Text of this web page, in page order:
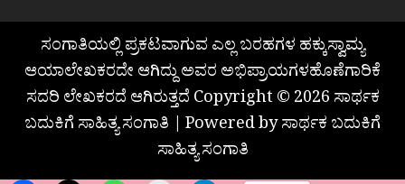
ಸಂಗಾತಿಯಲ್ಲಿ ಪ್ರಕಟವಾಗುವ ಎಲ್ಲ ಬರಹಗಳ ಹಕ್ಕುಸ್ವಾಮ್ಯ
ಆಯಾಲೇಖಕರದೇ ಆಗಿದ್ದು ಅವರ ಅಭಿಪ್ರಾಯಗಳಹೊಣೆಗಾರಿಕೆ
ಸದರಿ ಲೇಖಕರದೆ ಆಗಿರುತ್ತದೆ Copyright © 2026 ಸಾರ್ಥಕ
ಬದುಕಿಗೆ ಸಾಹಿತ್ಯ ಸಂಗಾತಿ | Powered by ಸಾರ್ಥಕ ಬದುಕಿಗೆ
ಸಾಹಿತ್ಯ ಸಂಗಾತಿ